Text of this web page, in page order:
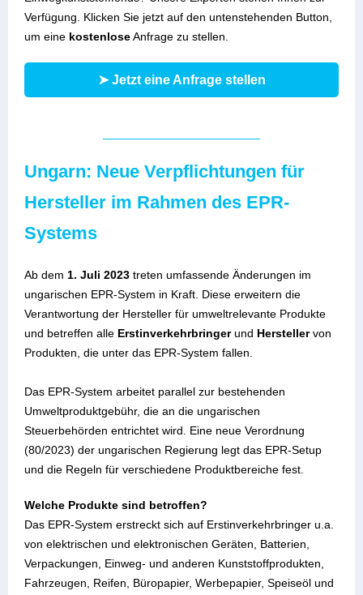
Verfügung. Klicken Sie jetzt auf den untenstehenden Button,
um eine kostenloseAnfrage zu stellen.
➤ Jetzt eine Anfrage stellen
Ungarn: Neue Verpflichtungen für
Hersteller im Rahmen des EPR-
Systems
Ab dem 1. Juli 2023 treten umfassende Änderungen im
ungarischen EPR-System in Kraft. Diese erweitern die
Verantwortung der Hersteller für umweltrelevante Produkte
und betreffen alle Erstinverkehrbringerund Herstellervon
Produkten, die unter das EPR-System fallen.
Das EPR-System arbeitet parallel zur bestehenden
Umweltproduktgebühr, die an die ungarischen
Steuerbehörden entrichtet wird. Eine neue Verordnung
(80/2023) der ungarischen Regierung legt das EPR-Setup
und die Regeln für verschiedene Produktbereiche fest.
Welche Produkte sind betroffen?
Das EPR-System erstreckt sich auf Erstinverkehrbringer u.a.
von elektrischen und elektronischen Geräten, Batterien,
Verpackungen, Einweg- und anderen Kunststoffprodukten,
Fahrzeugen, Reifen, Büropapier, Werbepapier, Speiseöl und